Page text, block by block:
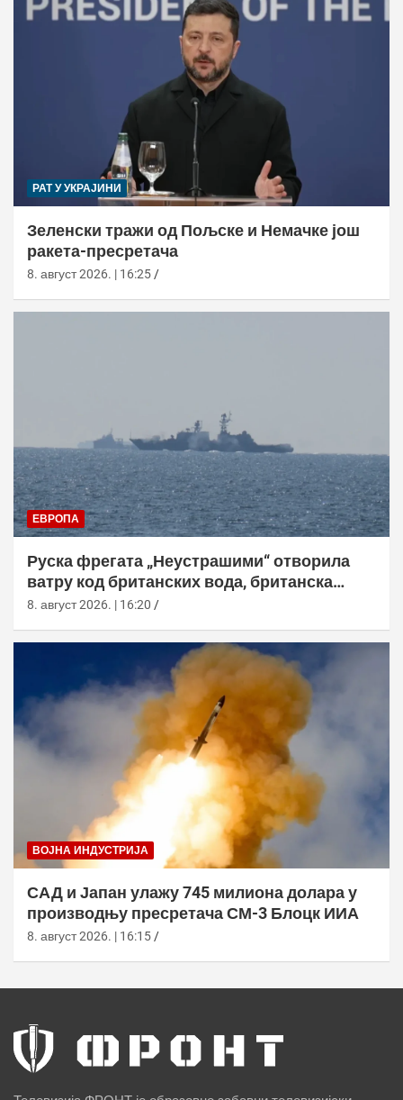
РАТ У УКРАЈИНИ
Зеленски тражи од Пољске и Немачке још
ракета-пресретача
8. август 2026. | 16:25
ЕВРОПА
Руска фрегата „Неустрашими“ отворила
ватру код британских вода, британска
морнарица појачала праћење
8. август 2026. | 16:20
ВОЈНА ИНДУСТРИЈА
САД и Јапан улажу 745 милиона долара у
производњу пресретача СМ-3 Блоцк ИИА
8. август 2026. | 16:15